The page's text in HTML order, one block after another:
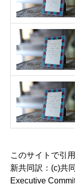
このサイトで引
新共同訳：(c)共
Executive